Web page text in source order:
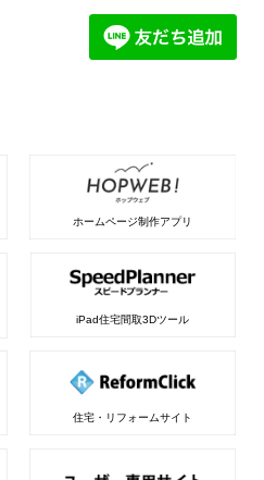
ホームページ制作アプリ
iPad住宅間取3Dツール
住宅・リフォームサイト